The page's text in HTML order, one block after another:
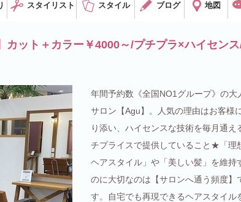
スタイリスト スタイル ブログ 地図
カット＋カラー￥4000～/プチプラ×ハイセン
年間予約数《全国NO1グループ》の大
サロン【Agu】。人気の理由はお客様
り添い、ハイセンスな技術を毎月通え
チプライスで提供していること★「理
ヘアスタイル」や「美しい髪」を維持
のに大切なのは【サロンへ通う頻度】
す。自宅でも再現できるヘアスタイル